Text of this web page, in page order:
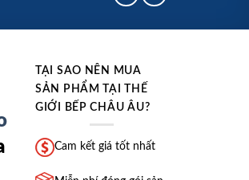
TẠI SAO NÊN MUA
SẢN PHẨM TẠI THẾ
GIỚI BẾP CHÂU ÂU?
Cam kết giá tốt nhất